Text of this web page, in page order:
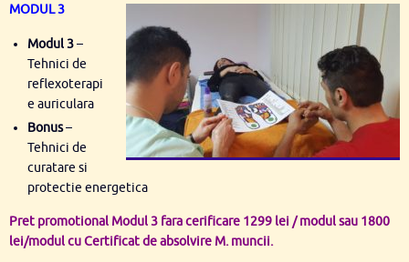
MODUL 3
Modul 3–
Tehnici de
reflexoterapi
e auriculara
Bonus–
Tehnici de
curatare si
protectie energetica
Pret promotional Modul 3 fara cerificare 1299 lei / modul sau 1800
lei/modul cu Certificat de absolvire M. muncii.